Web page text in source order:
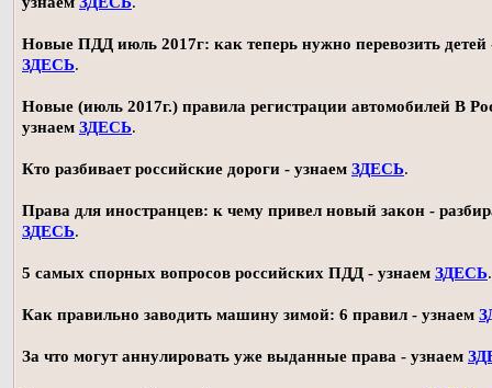
Новые ПДД июль 2017г: как теперь нужно перевозить детей
ЗДЕСЬ.
Новые (июль 2017г.) правила регистрации автомобилей В
узнаем ЗДЕСЬ.
Кто разбивает российские дороги - узнаем ЗДЕСЬ.
Права для иностранцев: к чему привел новый закон -
ЗДЕСЬ.
5 самых спорных вопросов российских ПДД - узнаем ЗДЕСЬ.
Как правильно заводить машину зимой: 6 правил - узнаем
За что могут аннулировать уже выданные права - узнаем